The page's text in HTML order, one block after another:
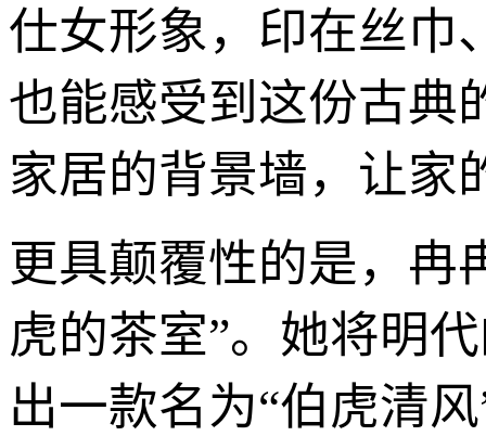
仕女形象，印在丝巾
也能感受到这份古典
家居的背景墙，让家
更具颠覆性的是，冉
虎的茶室”。她将明
出一款名为“伯虎清